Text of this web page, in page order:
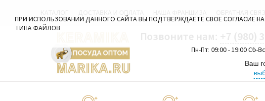
ДОСТАВКА И ОПЛАТА
Пн-Пт: 09:00 - 19:00 Сб-
Ваш
ПРИ ИСПОЛЬЗОВАНИИ ДАННОГО САЙТА ВЫ ПОДТВЕРЖДАЕТЕ СВОЕ СОГЛАСИЕ
ТИПА ФАЙЛОВ